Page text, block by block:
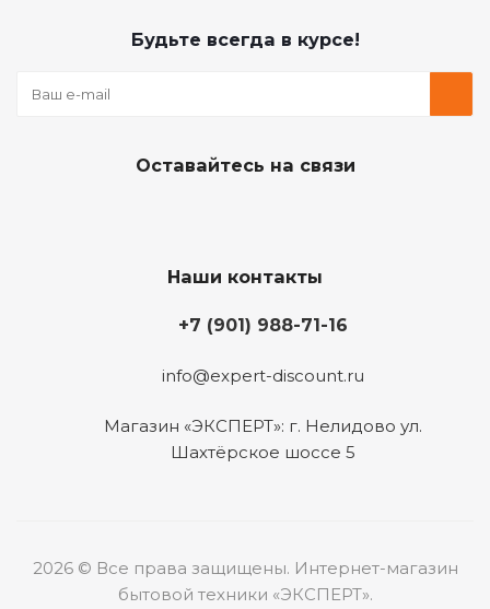
Будьте всегда в курсе!
Оставайтесь на связи
Наши контакты
+7 (901) 988-71-16
info@expert-discount.ru
Магазин «ЭКСПЕРТ»: г. Нелидово ул.
Шахтёрское шоссе 5
2026 © Все права защищены. Интернет-магазин
бытовой техники «ЭКСПЕРТ».